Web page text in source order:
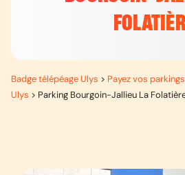
Badge télépéage Ulys > Payez vos
Ulys > Parking Bourgoin-Jallieu La